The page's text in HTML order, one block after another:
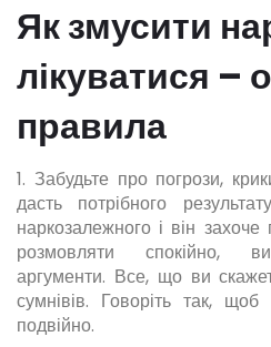
Як змусити
лікуватися –
правила
1. Забудьте про погрози,
дасть потрібного
наркозалежного і він
розмовляти спокійно,
аргументи. Все, що ви
сумнівів. Говоріть так,
подвійно.